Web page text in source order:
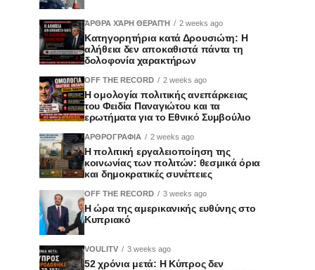
ΆΡΘΡΑ ΧΆΡΗ ΘΕΡΑΠΉ 2 weeks ago
Κατηγορητήρια κατά Δρουσιώτη: Η
αλήθεια δεν αποκαθιστά πάντα τη
δολοφονία χαρακτήρων
OFF THE RECORD 2 weeks ago
Η ομολογία πολιτικής ανεπάρκειας
του Φειδία Παναγιώτου και τα
ερωτήματα για το Εθνικό Συμβούλιο
ΑΡΘΡΟΓΡΑΦΙΑ 2 weeks ago
Η πολιτική εργαλειοποίηση της
κοινωνίας των πολιτών: θεσμικά όρια
και δημοκρατικές συνέπειες
OFF THE RECORD 3 weeks ago
Η ώρα της αμερικανικής ευθύνης στο
Κυπριακό
VOULITV 3 weeks ago
52 χρόνια μετά: Η Κύπρος δεν